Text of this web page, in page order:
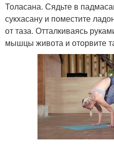
Толасана. Сядьте в
сукхасану и поместите
от таза. Отталкиваясь
мышцы живота и оторвите